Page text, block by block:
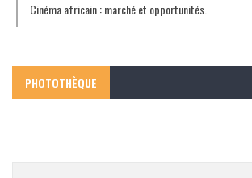
Cinéma africain : marché et opportunités.
PHOTOTHÈQUE